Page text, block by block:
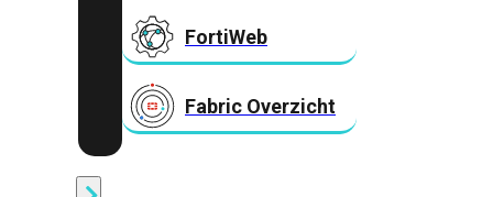
FortiWeb
Fabric Overzicht